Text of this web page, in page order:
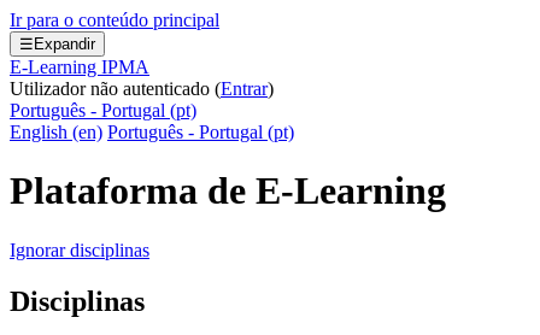
Ir para o conteúdo principal
☰ Expandir
E-Learning IPMA
Utilizador não autenticado (Entrar)
Português - Portugal ‎(pt)‎
English ‎(en)‎ Português - Portugal ‎(pt)‎
Plataforma de E-Learning
Ignorar disciplinas
Disciplinas